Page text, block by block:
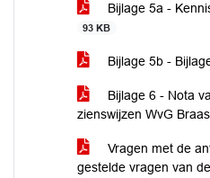
Bijlage 5a -
93 KB
Bijlage 5b -
Bijlage 6 - Nota
zienswijzen WvG
Vragen met de
gestelde vragen van